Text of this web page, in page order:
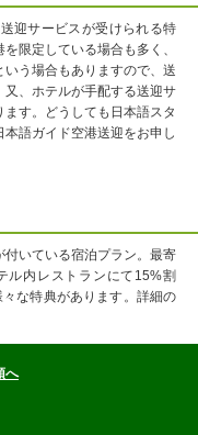
迎サービスが受けられる特
限定している場合も多く、
う場合もありますので、送
、ホテルが手配する送迎サ
す。どうしても日本語スタ
語ガイド空港送迎をお申し
いている宿泊プラン。最寄
ル内レストランにて15%割
な特典があります。詳細の
へ